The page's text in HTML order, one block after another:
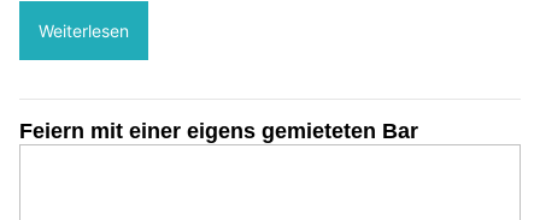
Weiterlesen
Feiern mit einer eigens gemieteten Bar